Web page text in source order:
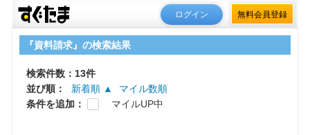
ログイン 無料会員登録
『資料請求』の検索結果
検索件数：13件
並び順：
新着順 ▲
マイル数順
条件を追加：
マイルUP中